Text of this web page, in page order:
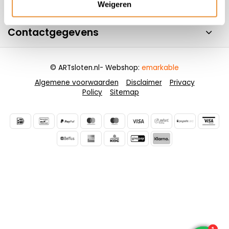
Weigeren
Contactgegevens
Algemene voorwaarden Disclaimer
Privacy
Policy
Sitemap
© ARTsloten.nl- Webshop: emarkable